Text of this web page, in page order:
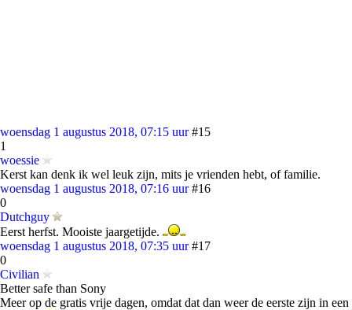
woensdag 1 augustus 2018, 07:15 uur #15
1
woessie
Kerst kan denk ik wel leuk zijn, mits je vrienden hebt, of familie.
woensdag 1 augustus 2018, 07:16 uur #16
0
Dutchguy
Eerst herfst. Mooiste jaargetijde.
woensdag 1 augustus 2018, 07:35 uur #17
0
Civilian
Better safe than Sony
Meer op de gratis vrije dagen, omdat dat dan weer de eerste zijn in een